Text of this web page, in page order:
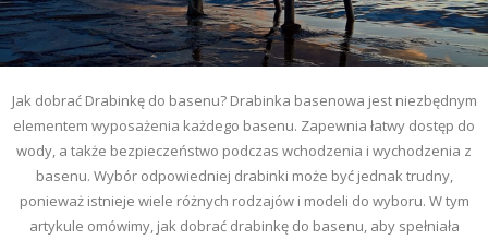
Jak dobrać Drabinkę do basenu? Drabinka basenowa jest niezbędnym
elementem wyposażenia każdego basenu. Zapewnia łatwy dostęp do
wody, a także bezpieczeństwo podczas wchodzenia i wychodzenia z
basenu. Wybór odpowiedniej drabinki może być jednak trudny,
ponieważ istnieje wiele różnych rodzajów i modeli do wyboru. W tym
artykule omówimy, jak dobrać drabinkę do basenu, aby spełniała